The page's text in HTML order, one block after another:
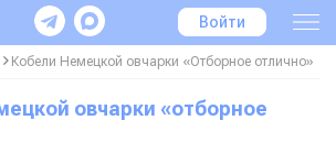
Войти
Кобели Немецкой овчарки «Отборное отлично»